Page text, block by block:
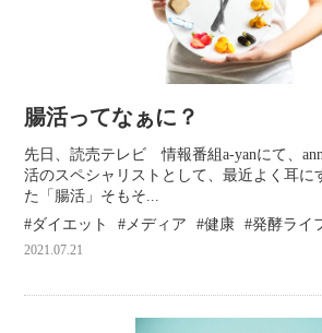
腸活ってなぁに？
先日、読売テレビ 情報番組a-yanにて、
活のスペシャリストとして、最近よく耳に
た「腸活」そもそ...
ダイエット
メディア 健康 発酵ライ
2021.07.21